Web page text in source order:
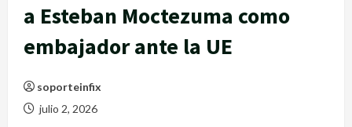
a Esteban Moctezuma como
embajador ante la UE
soporteinfix
julio 2, 2026